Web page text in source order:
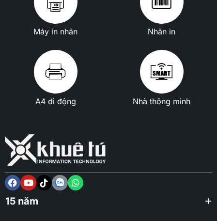
Máy in nhãn Nhãn in
A4 di động Nhà thông minh
15 năm